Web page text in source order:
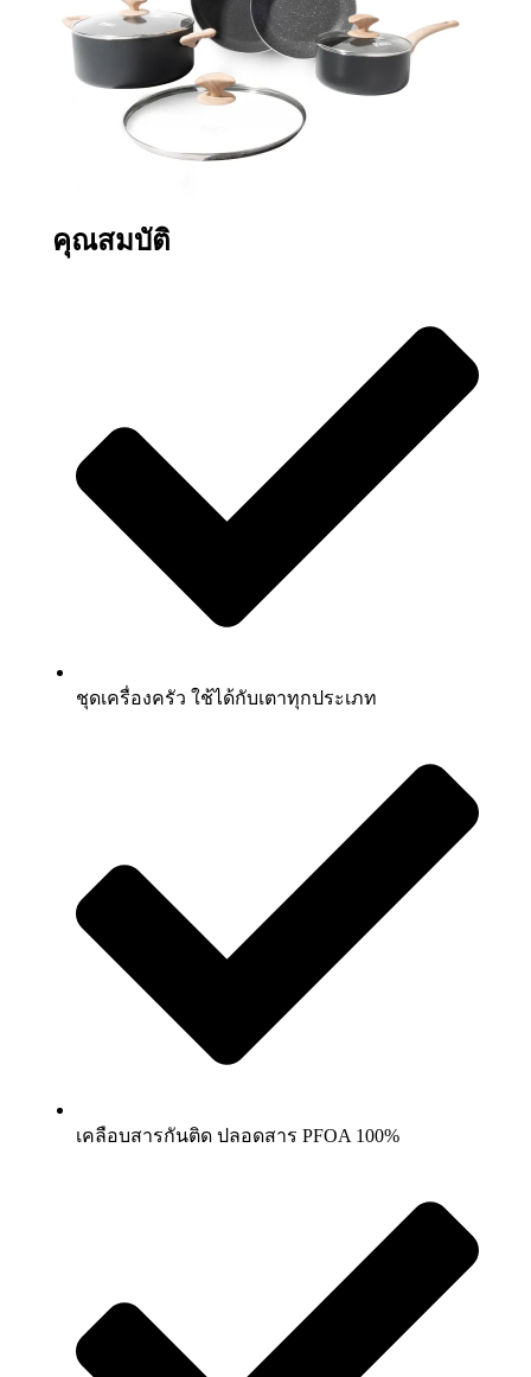
คุณสมบัติ
ชุดเครื่องครัว ใช้ได้กับเตาทุกประเภท
เคลือบสารกันติด ปลอดสาร PFOA 100%